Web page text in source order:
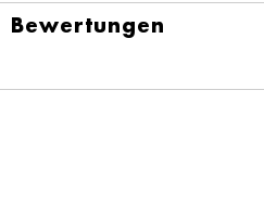
Bewertungen